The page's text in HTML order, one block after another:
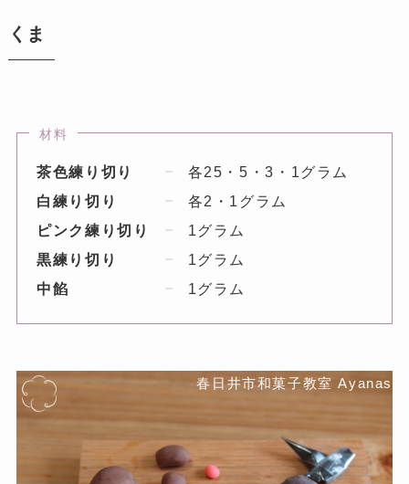
くま
材料
茶色練り切り
各25・5・3・1グラム
白練り切り
各2・1グラム
ピンク練り切り
1グラム
黒練り切り
1グラム
中餡
1グラム